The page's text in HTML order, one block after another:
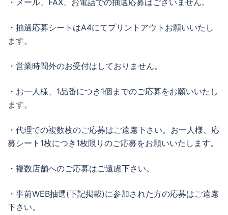
・メール、FAX、お電話での抽選応募はございません。
・抽選応募シートはA4にてプリントアウトお願いいたし
ます。
・営業時間外のお受付はしておりません。
・お一人様、1品番につき1個までのご応募をお願いいたし
ます。
・代理での複数枚のご応募はご遠慮下さい。お一人様、応
募シート1枚につき1枚限りのご応募をお願いいたします。
・複数店舗へのご応募はご遠慮下さい。
・事前WEB抽選(下記掲載)に参加された方の応募はご遠慮
下さい。